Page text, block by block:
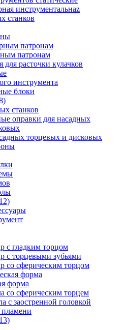
инструментальнаz
станков
патронам
патронам
расточки кулачков
инструмента
блоки
станков
оправки для насадных
торцевых и дисковых
с гладким торцом
с торцевыми зубьями
со сферическим торцом
форма
форма
со сферическим торцем
с заостренной головкой